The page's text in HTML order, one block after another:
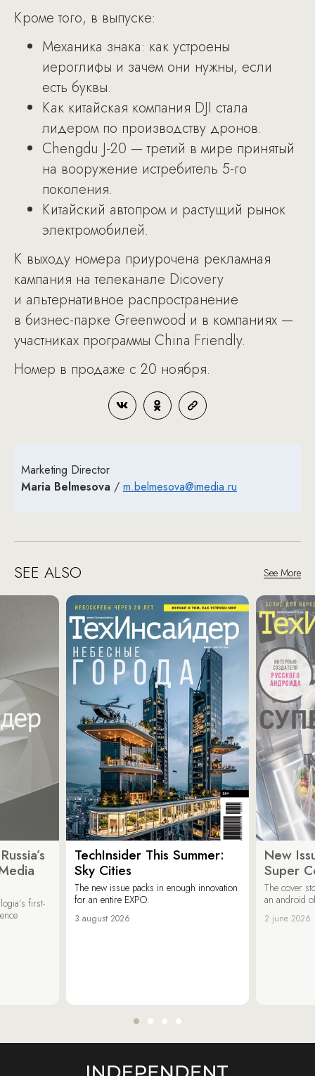
Кроме того, в выпуске:
Механика знака: как устроены
иероглифы и зачем они нужны, если
есть буквы.
Как китайская компания DJI стала
лидером по производству дронов.
Chengdu J-20 — третий в мире принятый
на вооружение истребитель 5-го
поколения.
Китайский автопром и растущий рынок
электромобилей.
К выходу номера приурочена рекламная
кампания на телеканале Dicovery
и альтернативное распространение
в бизнес-парке Greenwood и в компаниях —
участниках программы China Friendly.
Номер в продаже с 20 ноября.
Marketing Director
Maria Belmesova / m.belmesova@imedia.ru
SEE ALSO See More
first-
TechInsider This Summer:
Sky Cities
The new issue packs in enough innovation
for an entire EXPO.
3 august 2026
New
Super
The cover
an android
2 june 2026